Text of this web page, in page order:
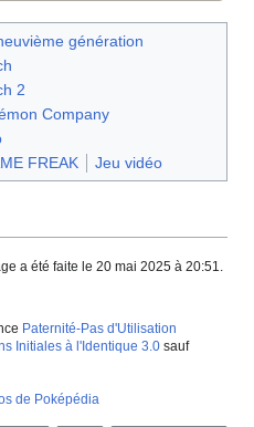
génération
2
Company
FREAK
Jeu vidéo
a été faite le 20 mai 2025 à 20:51.
Paternité-Pas d'Utilisation
Initiales à l'Identique 3.0 sauf
de Poképédia